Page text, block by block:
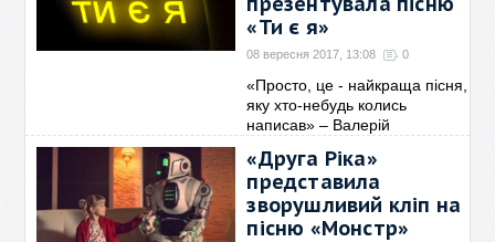
«Ти є я»
08 вересня 2017, 13:08 0
«Просто, це - найкраща пісня,
яку хто-небудь колись
написав» – Валерій
сказати із впевненістю, що
нова платівка гурту «Друга
«Друга Ріка»
представила
зворушливий кліп на
пісню «Монстр»